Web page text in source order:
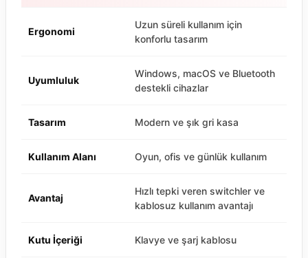
Ergonomi
Uzun süreli kullanım için
konforlu tasarım
Uyumluluk
Windows, macOS ve Bluetooth
destekli cihazlar
Tasarım Modern ve şık gri kasa
Kullanım Alanı Oyun, ofis ve günlük kullanım
Avantaj
Hızlı tepki veren switchler ve
kablosuz kullanım avantajı
Kutu İçeriği Klavye ve şarj kablosu